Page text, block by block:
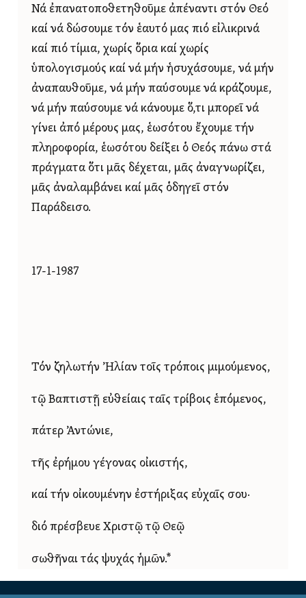
Νά ἐπανατοποθετηθοῦμε ἀπέναντι στόν Θεό
καί νά δώσουμε τόν ἑαυτό μας πιό εἰλικρινά
καί πιό τίμια, χωρίς ὅρια καί χωρίς
ὑπολογισμούς καί νά μήν ἡσυχάσουμε, νά μήν
ἀναπαυθοῦμε, νά μήν παύσουμε νά κράζουμε,
νά μήν παύσουμε νά κάνουμε ὅ,τι μπορεῖ νά
γίνει ἀπό μέρους μας, ἑωσότου ἔχουμε τήν
πληροφορία, ἑωσότου δείξει ὁ Θεός πάνω στά
πράγματα ὅτι μᾶς δέχεται, μᾶς ἀναγνωρίζει,
μᾶς ἀναλαμβάνει καί μᾶς ὁδηγεῖ στόν
Παράδεισο.
17-1-1987
Τόν ζηλωτήν Ἠλίαν τοῖς τρόποις μιμούμενος,
τῷ Βαπτιστῇ εὐθείαις ταῖς τρίβοις ἑπόμενος,
πάτερ Ἀντώνιε,
τῆς ἐρήμου γέγονας οἰκιστής,
καί τήν οἰκουμένην ἐστήριξας εὐχαῖς σου·
διό πρέσβευε Χριστῷ τῷ Θεῷ
σωθῆναι τάς ψυχάς ἡμῶν.*